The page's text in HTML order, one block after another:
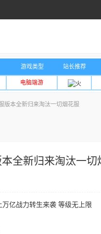
游戏类型 站长推荐
电脑端游
版本全新归来淘汰一切烟花服
本全新归来淘汰一切
亿战力转生来袭 等级无上限